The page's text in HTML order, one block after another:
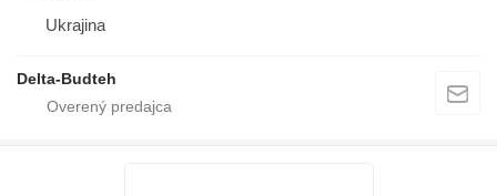
Ukrajina
Delta-Budteh